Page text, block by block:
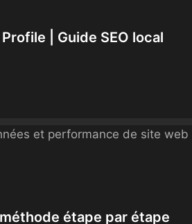
| Guide SEO local
étape par étape